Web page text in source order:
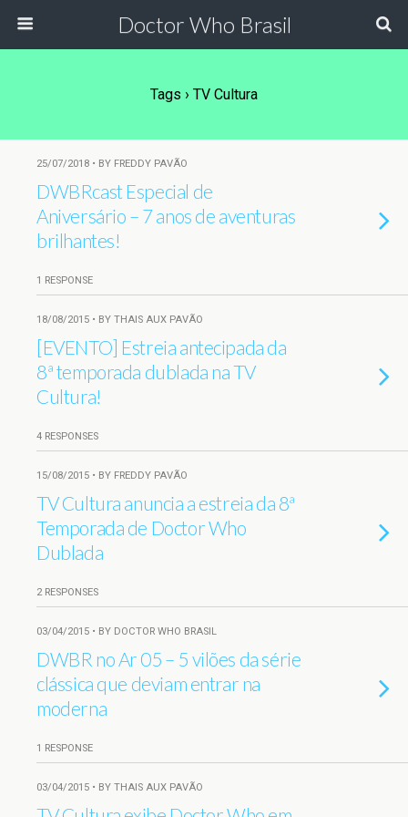
Doctor Who Brasil
Tags › TV Cultura
25/07/2018 • BY FREDDY PAVÃO
DWBRcast Especial de
Aniversário – 7 anos de aventuras
brilhantes!
1 RESPONSE
18/08/2015 • BY THAIS AUX PAVÃO
[EVENTO] Estreia antecipada da
8ª temporada dublada na TV
Cultura!
4 RESPONSES
15/08/2015 • BY FREDDY PAVÃO
TV Cultura anuncia a estreia da 8ª
Temporada de Doctor Who
Dublada
2 RESPONSES
03/04/2015 • BY DOCTOR WHO BRASIL
DWBR no Ar 05 – 5 vilões da série
clássica que deviam entrar na
moderna
1 RESPONSE
03/04/2015 • BY THAIS AUX PAVÃO